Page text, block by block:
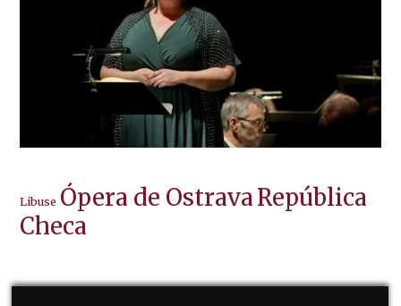
Libuse Ópera de OstravaRepública
Checa